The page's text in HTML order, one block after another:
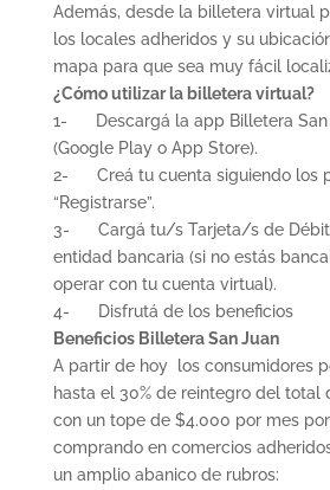
Además, desde la billetera virtual
los locales adheridos y su
mapa para que sea muy fácil
¿Cómo utilizar la billetera virtual?
1- Descargá la app Billetera San
(Google Play o App Store).
2- Creá tu cuenta siguiendo los
“Registrarse”.
3- Cargá tu/s Tarjeta/s de
entidad bancaria (si no estás
operar con tu cuenta virtual).
4- Disfrutá de los beneficios
Beneficios Billetera San Juan
A partir de hoy los consumidores
hasta el 30% de reintegro del total
con un tope de $4.000 por mes
comprando en comercios
un amplio abanico de rubros: